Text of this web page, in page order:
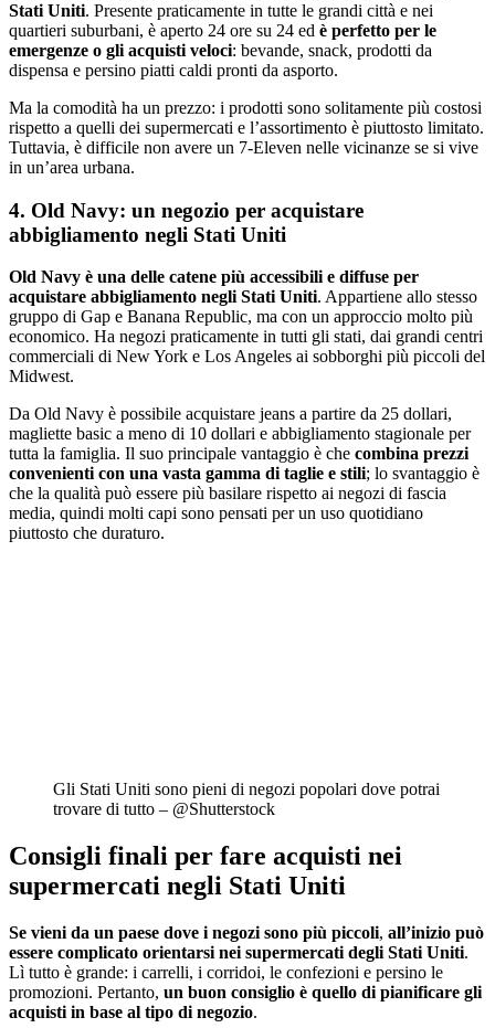
Stati Uniti. Presente praticamente in tutte le grandi città e nei
quartieri suburbani, è aperto 24 ore su 24 ed è perfetto per le
emergenze o gli acquisti veloci: bevande, snack, prodotti da
dispensa e persino piatti caldi pronti da asporto.
Ma la comodità ha un prezzo: i prodotti sono solitamente più costosi
rispetto a quelli dei supermercati e l’assortimento è piuttosto limitato.
Tuttavia, è difficile non avere un 7-Eleven nelle vicinanze se si vive
in un’area urbana.
4. Old Navy: un negozio per acquistare
abbigliamento negli Stati Uniti
Old Navy è una delle catene più accessibili e diffuse per
acquistare abbigliamento negli Stati Uniti. Appartiene allo stesso
gruppo di Gap e Banana Republic, ma con un approccio molto più
economico. Ha negozi praticamente in tutti gli stati, dai grandi centri
commerciali di New York e Los Angeles ai sobborghi più piccoli del
Midwest.
Da Old Navy è possibile acquistare jeans a partire da 25 dollari,
magliette basic a meno di 10 dollari e abbigliamento stagionale per
tutta la famiglia. Il suo principale vantaggio è che combina prezzi
convenienti con una vasta gamma di taglie e stili; lo svantaggio è
che la qualità può essere più basilare rispetto ai negozi di fascia
media, quindi molti capi sono pensati per un uso quotidiano
piuttosto che duraturo.
Gli Stati Uniti sono pieni di negozi popolari dove potrai
trovare di tutto – @Shutterstock
Consigli finali per fare acquisti nei
supermercati negli Stati Uniti
Se vieni da un paese dove i negozi sono più piccoli, all’inizio può
essere complicato orientarsi nei supermercati degli Stati Uniti.
Lì tutto è grande: i carrelli, i corridoi, le confezioni e persino le
promozioni. Pertanto, un buon consiglio è quello di pianificare gli
acquisti in base al tipo di negozio.